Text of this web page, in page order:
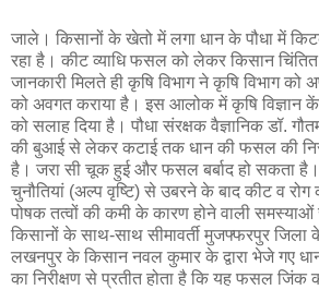
जाले। किसानों के खेतो में लगा धान के पौधा में
रहा है। कीट व्याधि फसल को लेकर किसान
जानकारी मिलते ही कृषि विभाग ने कृषि विभाग को
को अवगत कराया है। इस आलोक में कृषि विज्ञान
को सलाह दिया है। पौधा संरक्षक वैज्ञानिक डॉ.
की बुआई से लेकर कटाई तक धान की फसल की
है। जरा सी चूक हुई और फसल बर्बाद हो सकता
चुनौतियां (अल्प वृष्टि) से उबरने के बाद कीट व
पोषक तत्वों की कमी के कारण होने वाली
किसानों के साथ-साथ सीमावर्ती मुजफ्फरपुर
लखनपुर के किसान नवल कुमार के द्वारा भेजे गए
का निरीक्षण से प्रतीत होता है कि यह फसल जिंक